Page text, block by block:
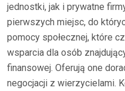
jednostki, jak i prywatne
pierwszych miejsc, do
pomocy społecznej, które
wsparcia dla osób
finansowej. Oferują one
negocjacji z wierzycielami.